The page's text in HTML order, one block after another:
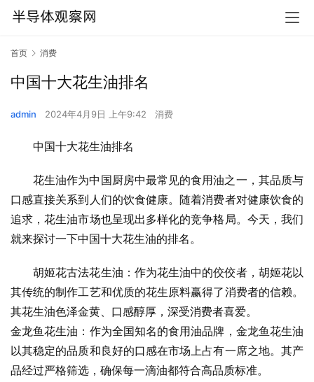
首页 消费
中国十大花生油排名
admin 2024年4月9日 上午9:42 消费
中国十大花生油排名
花生油作为中国厨房中最常见的食用油之一，其品质与
口感直接关系到人们的饮食健康。随着消费者对健康饮食的
追求，花生油市场也呈现出多样化的竞争格局。今天，我们
就来探讨一下中国十大花生油的排名。
胡姬花古法花生油：作为花生油中的佼佼者，胡姬花以
其传统的制作工艺和优质的花生原料赢得了消费者的信赖。
其花生油色泽金黄、口感醇厚，深受消费者喜爱。
金龙鱼花生油：作为全国知名的食用油品牌，金龙鱼花生油
以其稳定的品质和良好的口感在市场上占有一席之地。其产
品经过严格筛选，确保每一滴油都符合高品质标准。